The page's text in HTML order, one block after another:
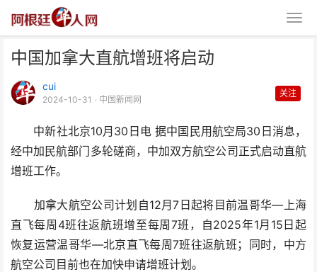
中国加拿大直航增班将启动
cui
2024-10-31 · 中国新闻网
关注
中新社北京10月30日电 据中国民用航空局30日消息，
经中加民航部门多轮磋商，中加双方航空公司正式启动直航
增班工作。
加拿大航空公司计划自12月7日起将目前温哥华—上海
直飞每周4班往返航班增至每周7班，自2025年1月15日起
恢复运营温哥华—北京直飞每周7班往返航班；同时，中方
航空公司目前也在加快申请增班计划。
中国加拿大直航增班将启动